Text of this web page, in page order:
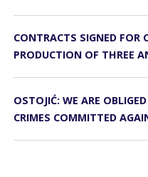
CONTRACTS SIGNED FOR
PRODUCTION OF THREE
OSTOJIĆ: WE ARE
CRIMES COMMITTED